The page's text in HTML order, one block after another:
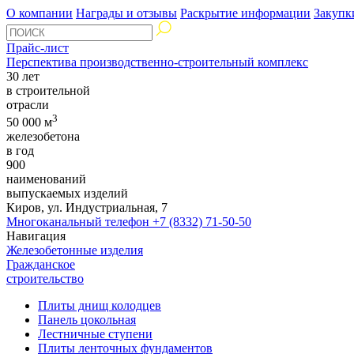
О компании Награды и отзывы Раскрытие информации
Прайс-лист
Перспектива производственно-строительный комплекс
30 лет
в строительной
отрасли
50 000 м3
железобетона
в год
900
наименований
выпускаемых изделий
Киров, ул. Индустриальная, 7
Многоканальный телефон +7 (8332) 71-50-50
Навигация
Железобетонные изделия
Гражданское
строительство
Плиты днищ колодцев
Панель цокольная
Лестничные ступени
Плиты ленточных фундаментов